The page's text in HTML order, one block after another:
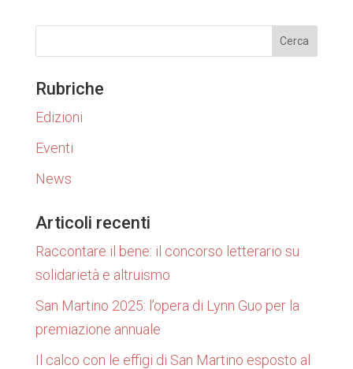
Rubriche
Edizioni
Eventi
News
Articoli recenti
Raccontare il bene: il concorso letterario su
solidarietà e altruismo
San Martino 2025: l’opera di Lynn Guo per la
premiazione annuale
Il calco con le effigi di San Martino esposto al